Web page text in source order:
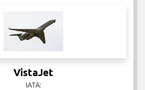
VistaJet
IATA: